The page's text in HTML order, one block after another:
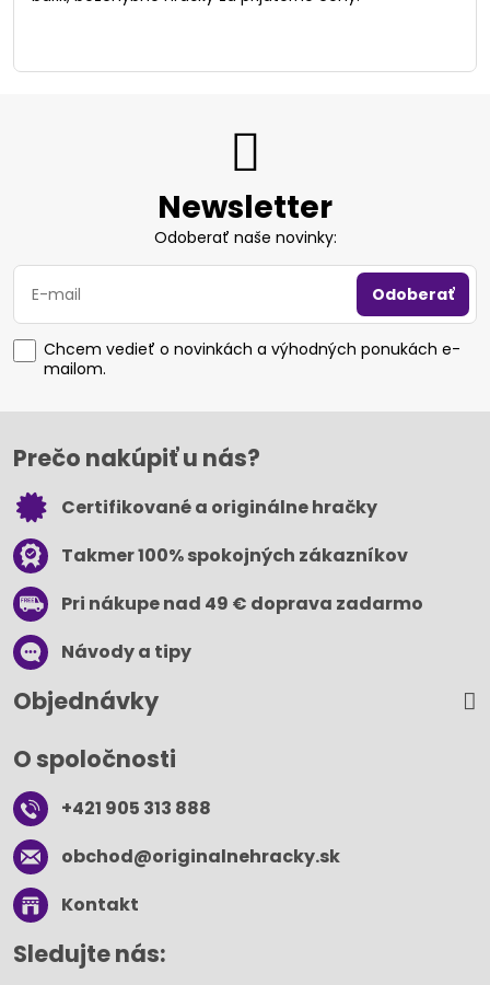
Newsletter
Odoberať naše novinky:
Odoberať
Chcem vedieť o novinkách a výhodných ponukách e-
mailom.
Prečo nakúpiť u nás?
Certifikované a originálne hračky
Takmer 100% spokojných zákazníkov
Pri nákupe nad 49 € doprava zadarmo
Návody a tipy
Objednávky
O spoločnosti
+421 905 313 888
obchod​@originalnehracky​.sk
Kontakt
Sledujte nás: